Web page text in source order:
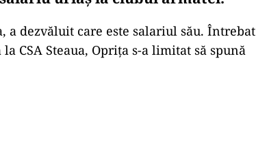
a dezvăluit care este salariul său. Întrebat
CSA Steaua, Oprița s-a limitat să spună